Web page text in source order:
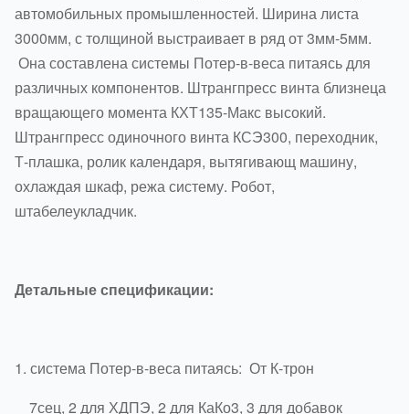
автомобильных промышленностей. Ширина листа
3000мм, с толщиной выстраивает в ряд от 3мм-5мм.
Она составлена системы Потер-в-веса питаясь для
различных компонентов. Штрангпресс винта близнеца
вращающего момента КХТ135-Макс высокий.
Штрангпресс одиночного винта КСЭ300, переходник,
Т-плашка, ролик календаря, вытягивающ машину,
охлаждая шкаф, режа систему. Робот,
штабелеукладчик.
Детальные спецификации:
1. система Потер-в-веса питаясь: От К-трон
7сец, 2 для ХДПЭ, 2 для КаКо3, 3 для добавок